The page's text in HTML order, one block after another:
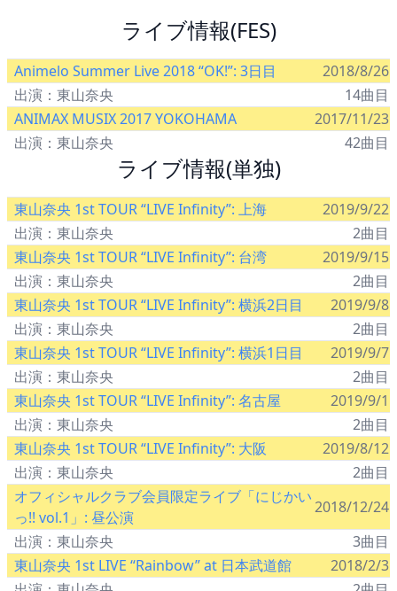
ライブ情報(FES)
Animelo Summer Live 2018 “OK!”: 3日目
2018/8/26
出演：東山奈央
14曲目
ANIMAX MUSIX 2017 YOKOHAMA
2017/11/23
出演：東山奈央
42曲目
ライブ情報(単独)
東山奈央 1st TOUR “LIVE Infinity”: 上海
2019/9/22
出演：東山奈央
2曲目
東山奈央 1st TOUR “LIVE Infinity”: 台湾
2019/9/15
出演：東山奈央
2曲目
東山奈央 1st TOUR “LIVE Infinity”: 横浜2日目
2019/9/8
出演：東山奈央
2曲目
東山奈央 1st TOUR “LIVE Infinity”: 横浜1日目
2019/9/7
出演：東山奈央
2曲目
東山奈央 1st TOUR “LIVE Infinity”: 名古屋
2019/9/1
出演：東山奈央
2曲目
東山奈央 1st TOUR “LIVE Infinity”: 大阪
2019/8/12
出演：東山奈央
2曲目
オフィシャルクラブ会員限定ライブ「にじかい
っ!! vol.1」: 昼公演
2018/12/24
出演：東山奈央
3曲目
東山奈央 1st LIVE “Rainbow” at 日本武道館
2018/2/3